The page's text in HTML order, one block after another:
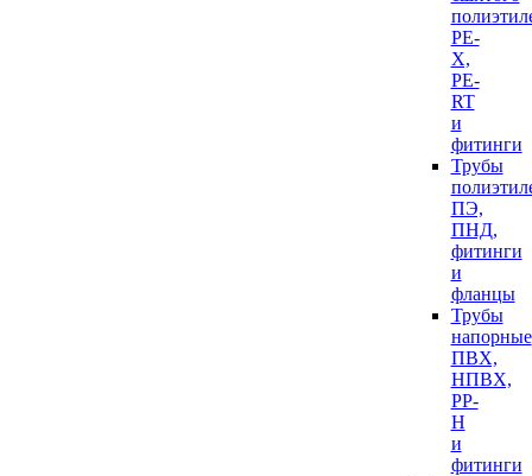
PE-
X,
PE-
RT
и
фитинги
Трубы
ПЭ,
ПНД,
фитинги
и
фланцы
Трубы
напорные
ПВХ,
НПВХ,
PP-
H
и
фитинги